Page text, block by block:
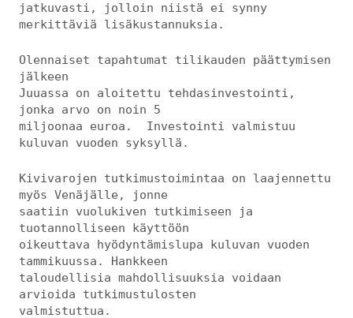
jatkuvasti, jolloin niistä ei synny
merkittäviä lisäkustannuksia.
Olennaiset tapahtumat tilikauden päättymisen
jälkeen
Juuassa on aloitettu tehdasinvestointi,
jonka arvo on noin 5
miljoonaa euroa. Investointi valmistuu
kuluvan vuoden syksyllä.
Kivivarojen tutkimustoimintaa on laajennettu
myös Venäjälle, jonne
saatiin vuolukiven tutkimiseen ja
tuotannolliseen käyttöön
oikeuttava hyödyntämislupa kuluvan vuoden
tammikuussa. Hankkeen
taloudellisia mahdollisuuksia voidaan
arvioida tutkimustulosten
valmistuttua.